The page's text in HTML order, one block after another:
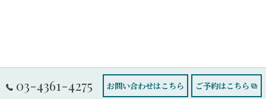
03-4361-4275 お問い合わせはこちら ご予約はこちら